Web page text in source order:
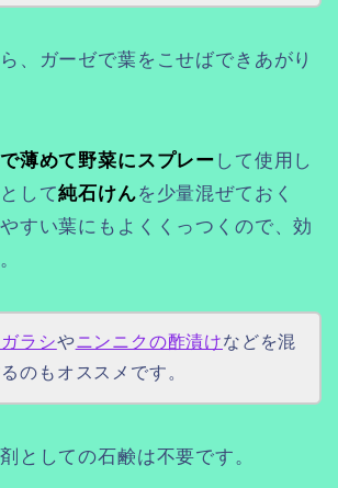
、ガーゼで葉をこせばできあがり
薄めて野菜にスプレー して使用し
して純石けんを少量混ぜておく
すい葉にもよくくっつくので、効
ガラシやニンニクの酢漬けなどを混
のもオススメです。
としての石鹸は不要です。